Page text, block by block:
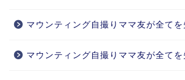
マウンティング自撮りママ友が全て
マウンティング自撮りママ友が全て